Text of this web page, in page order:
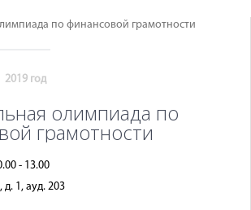
по финансовой грамотности
2019 год
олимпиада по
грамотности
- 13.00
1, ауд. 203